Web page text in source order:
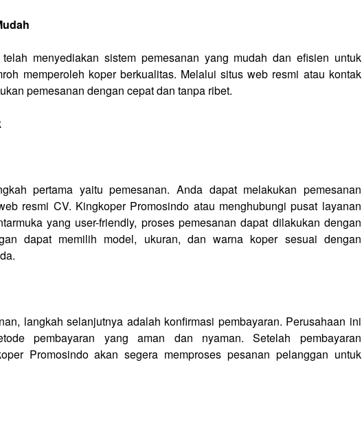
menyediakan sistem pemesanan yang mudah dan efisien untuk
memperoleh koper berkualitas. Melalui situs web resmi atau kontak
pemesanan dengan cepat dan tanpa ribet.
pertama yaitu pemesanan. Anda dapat melakukan pemesanan
resmi CV. Kingkoper Promosindo atau menghubungi pusat layanan
yang user-friendly, proses pemesanan dapat dilakukan dengan
dapat memilih model, ukuran, dan warna koper sesuai dengan
langkah selanjutnya adalah konfirmasi pembayaran. Perusahaan ini
pembayaran yang aman dan nyaman. Setelah pembayaran
Promosindo akan segera memproses pesanan pelanggan untuk